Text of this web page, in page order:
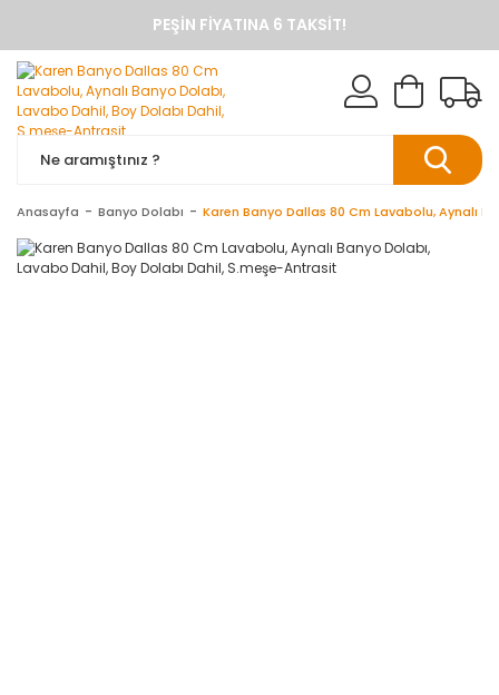
PEŞIN FIYATINA 6 TAKSIT!
ANINDA %10 HAVALE İNDIRIMI
TÜM ÜRÜNLERDE KARGO BEDAVA
KAREN BANYO RESMI ALIŞVERIŞ SITESI
BANYO DOLAPLARINDA ANINDA %10 HAVALE INDIRIMI
Anasayfa Banyo Dolabı Karen Banyo Dallas 80 Cm Lavabolu, Aynalı